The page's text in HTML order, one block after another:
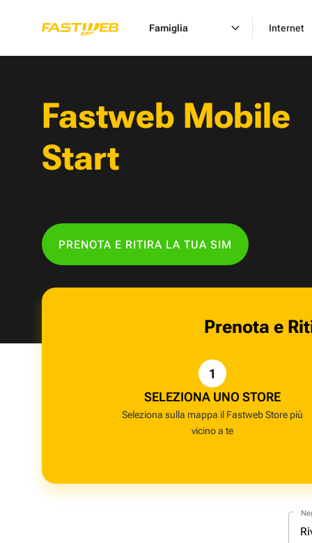
Famiglia Internet
Fastweb Mobile
Start
PRENOTA E RITIRA LA TUA SIM
Prenota e
1
SELEZIONA UNO STORE
Seleziona sulla mappa il Fastweb Store più
vicino a te